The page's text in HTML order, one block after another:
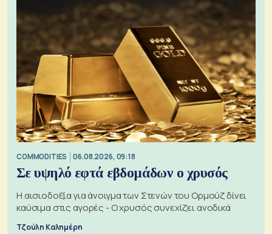
COMMODITIES 06.08.2026, 09:18
Σε υψηλό εφτά εβδομάδων ο χρυσός
Η αισιοδοξία για άνοιγμα των Στενών του Ορμούζ δίνει
καύσιμα στις αγορές - Ο χρυσός συνεχίζει ανοδικά
Τζούλη Καλημέρη